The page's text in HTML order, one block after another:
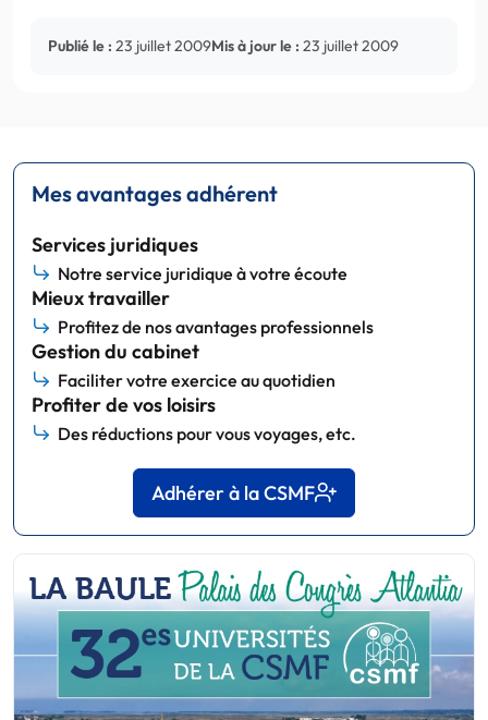
Publié le : 23 juillet 2009Mis à jour le : 23 juillet 2009
Mes avantages adhérent
Services juridiques
Notre service juridique à votre écoute
Mieux travailler
Profitez de nos avantages professionnels
Gestion du cabinet
Faciliter votre exercice au quotidien
Profiter de vos loisirs
Des réductions pour vous voyages, etc.
Adhérer à la CSMF